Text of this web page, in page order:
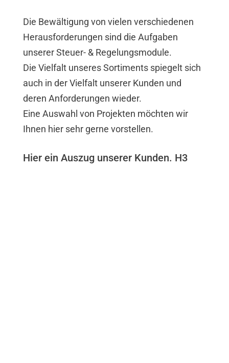
Die Bewältigung von vielen verschiedenen
Herausforderungen sind die Aufgaben
unserer Steuer- & Regelungsmodule.
Die Vielfalt unseres Sortiments spiegelt sich
auch in der Vielfalt unserer Kunden und
deren Anforderungen wieder.
Eine Auswahl von Projekten möchten wir
Ihnen hier sehr gerne vorstellen.
Hier ein Auszug unserer Kunden. H3